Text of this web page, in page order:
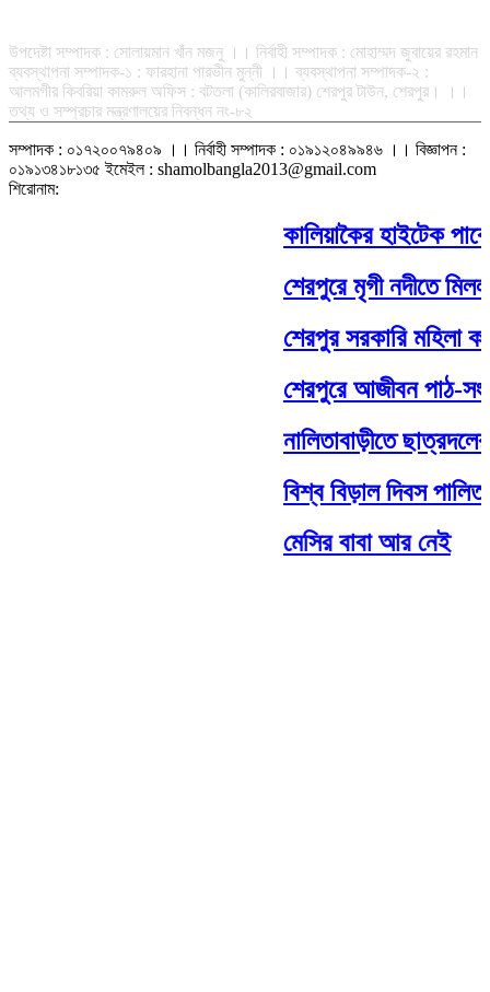
উপদেষ্টা সম্পাদক : সোলায়মান খাঁন মজনু ।। নির্বাহী সম্পাদক : মোহাম্মদ জুবায়ের রহমান
ব্যবস্থাপনা সম্পাদক-১ : ফারহানা পারভীন মুন্নী ।। ব্যবস্থাপনা সম্পাদক-২ :
আলমগীর কিবরিয়া কামরুল অফিস : বটতলা (কালিরবাজার) শেরপুর টাউন, শেরপুর। ।।
তথ্য ও সম্প্রচার মন্ত্রণালয়ের নিবন্ধন নং-৮২
সম্পাদক : ০১৭২০০৭৯৪০৯ ।। নির্বাহী সম্পাদক : ০১৯১২০৪৯৯৪৬ ।। বিজ্ঞাপন :
০১৯১৩৪১৮১৩৫ ইমেইল : shamolbangla2013@gmail.com
শিরোনাম:
কালিয়াকৈর হাইটেক
শেরপুরে মৃগী নদীতে মিলল
শেরপুর সরকারি মহিলা
শেরপুরে আজীবন পাঠ-
নালিতাবাড়ীতে
বিশ্ব বিড়াল দিবস পালিত
মেসির বাবা আর নেই